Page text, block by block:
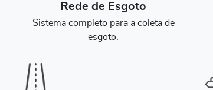
Rede de Esgoto
Sistema completo para a coleta de
esgoto.